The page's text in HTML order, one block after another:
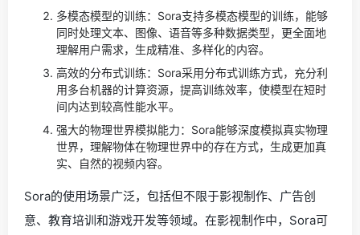
多模态模型的训练：Sora支持多模态模型的训练，能够
同时处理文本、图像、语音等多种数据类型，更全面地
理解用户需求，生成精准、多样化的内容。
高效的分布式训练：Sora采用分布式训练方式，充分利
用多台机器的计算资源，提高训练效率，使模型在短时
间内达到较高性能水平。
强大的物理世界模拟能力：Sora能够深度模拟真实物理
世界，理解物体在物理世界中的存在方式，生成更加真
实、自然的视频内容。
Sora的使用场景广泛，包括但不限于影视制作、广告创
意、教育培训和游戏开发等领域。在影视制作中，Sora可